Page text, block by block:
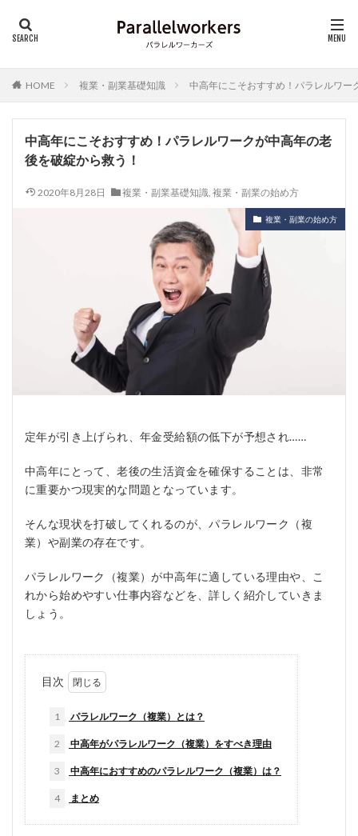
HOME 複業・副業基礎知識 中高年にこそおすすめ！パラレルワー
中高年にこそおすすめ！パラレルワークが中高年の老
後を破綻から救う！
2020年8月28日 複業・副業基礎知識, 複業・副業の始め方
複業・副業の始め方
定年が引き上げられ、年金受給額の低下が予想され……
中高年にとって、老後の生活資金を確保することは、非常
に重要かつ現実的な問題となっています。
そんな現状を打破してくれるのが、パラレルワーク（複
業）や副業の存在です。
パラレルワーク（複業）が中高年に適している理由や、こ
れから始めやすい仕事内容などを、詳しく紹介していきま
しょう。
目次
1 パラレルワーク（複業）とは？
2 中高年がパラレルワーク（複業）をすべき理由
3 中高年におすすめのパラレルワーク（複業）は？
4 まとめ